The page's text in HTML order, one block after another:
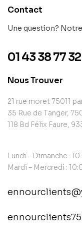
Contact
Une question?
01 43 38 77 32
Nous Trouver
21 rue moret 75011
35 Rue de Tanger,
118 Bd Félix Faure,
Lundi – Dimanche :
Mardi – Mercredi :